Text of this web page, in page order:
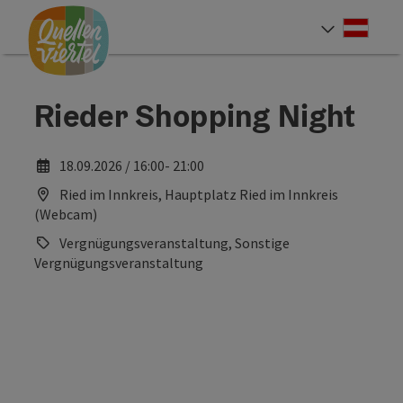
Zum Inhalt
Zur Navigation
Zum Seitenanfang
Rieder Shopping Night
18.09.2026 / 16:00- 21:00
Ried im Innkreis, Hauptplatz Ried im Innkreis
(Webcam)
Vergnügungsveranstaltung, Sonstige
Vergnügungsveranstaltung